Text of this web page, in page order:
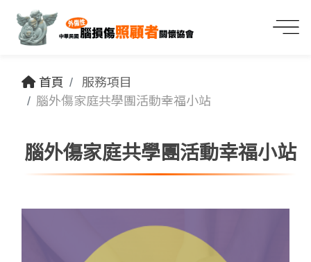
首頁
服務項目
腦外傷家庭共學團活動幸福小站
腦外傷家庭共學團活動幸福小站